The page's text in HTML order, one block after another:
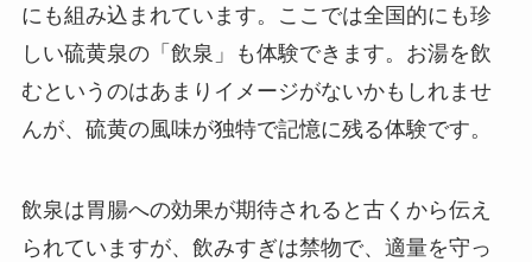
にも組み込まれています。ここでは全国的にも珍
しい硫黄泉の「飲泉」も体験できます。お湯を飲
むというのはあまりイメージがないかもしれませ
んが、硫黄の風味が独特で記憶に残る体験です。
飲泉は胃腸への効果が期待されると古くから伝え
られていますが、飲みすぎは禁物で、適量を守っ